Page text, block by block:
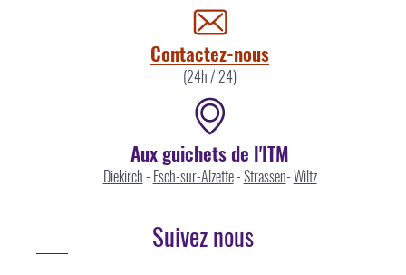
Contactez-nous
(24h / 24)
Aux guichets de l'ITM
Diekirch- Esch-sur-Alzette-Strassen-Wiltz
Suivez nous